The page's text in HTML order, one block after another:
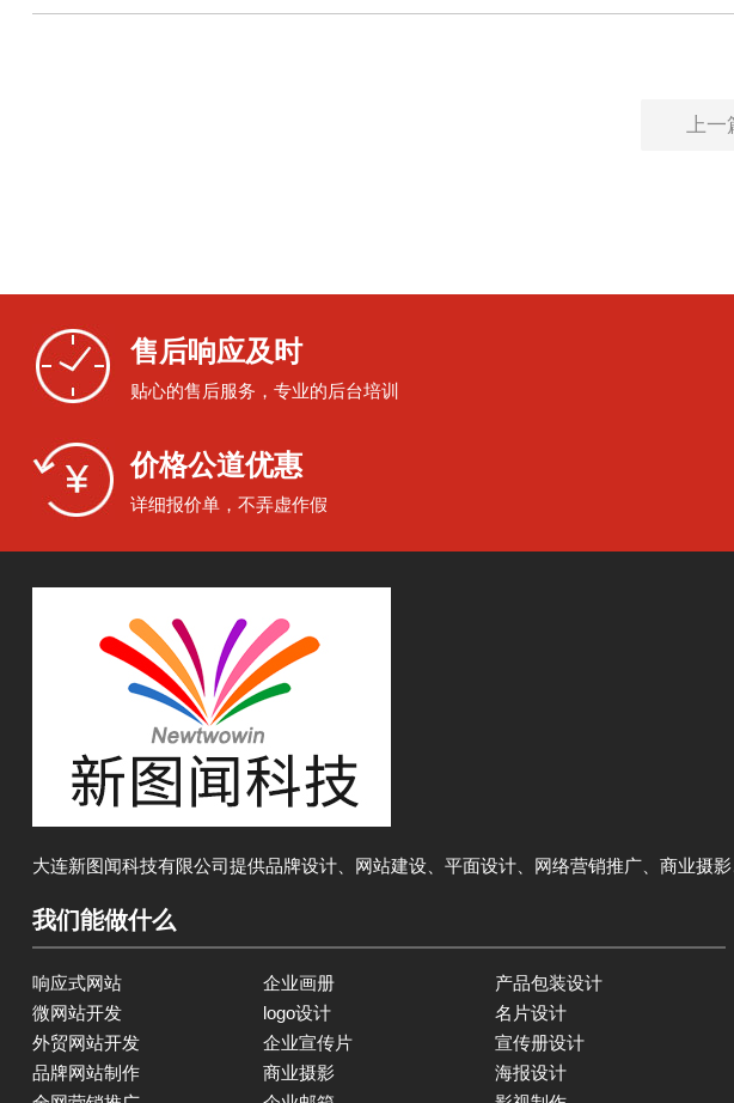
上一
售后响应及时
贴心的售后服务，专业的后台培训
价格公道优惠
详细报价单，不弄虚作假
大连新图闻科技有限公司提供品牌设计、网站建设、平面设计、网络营销推广、商业摄
我们能做什么
响应式网站 企业画册
产品包装设计
微网站开发
logo设计
名片设计
外贸网站开发
企业宣传片
宣传册设计
品牌网站制作
商业摄影
海报设计